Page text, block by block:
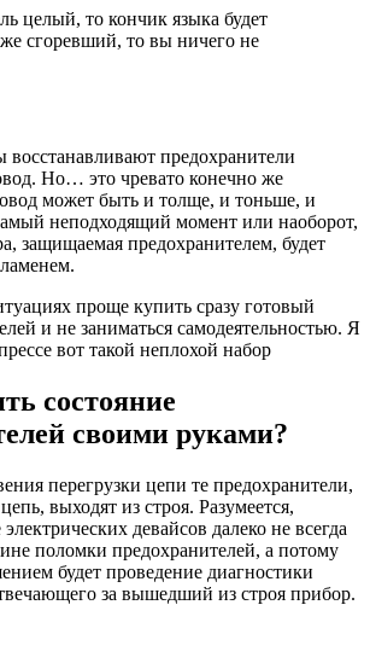
целый, то кончик языка будет
сгоревший, то вы ничего не
предохранители
Но… это чревато конечно же
может быть и толще, и тоньше, и
неподходящий момент или наоборот,
защищаемая предохранителем, будет
проще купить сразу готовый
и не заниматься самодеятельностью. Я
вот такой неплохой набор
состояние
своими руками?
перегрузки цепи те предохранители,
выходят из строя. Разумеется,
девайсов далеко не всегда
поломки предохранителей, а потому
будет проведение диагностики
за вышедший из строя прибор.